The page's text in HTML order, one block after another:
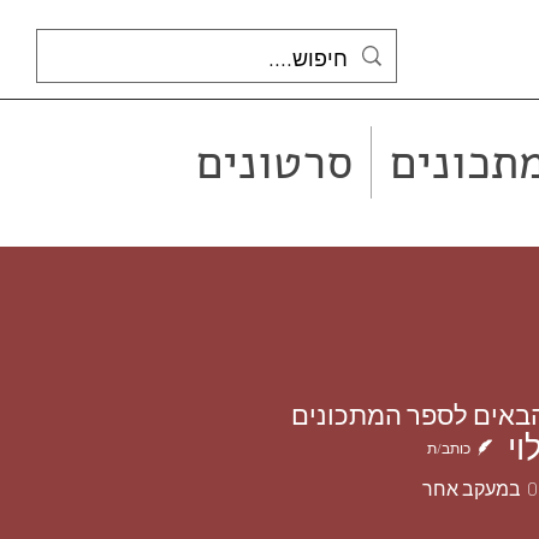
סרטונים
כותב/ת
0 במעקב אחר
לספר המתכונים